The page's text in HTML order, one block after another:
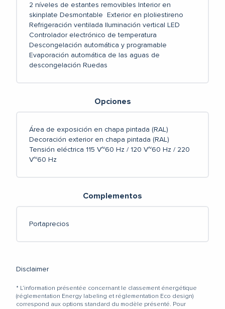
2 níveles de estantes removibles Interior en
skinplate Desmontable Exterior en ploliestireno
Refrigeración ventilada Iluminación vertical LED
Controlador electrónico de temperatura
Descongelación automática y programable
Evaporación automática de las aguas de
descongelación Ruedas
Opciones
Área de exposición en chapa pintada (RAL)
Decoración exterior en chapa pintada (RAL)
Tensión eléctrica 115 V~60 Hz / 120 V~60 Hz / 220
V~60 Hz
Complementos
Portaprecios
Disclaimer
* L’information présentée concernant le classement énergétique
(réglementation Energy labeling et réglementation Eco design)
correspond aux options standard du modèle présenté. Pour